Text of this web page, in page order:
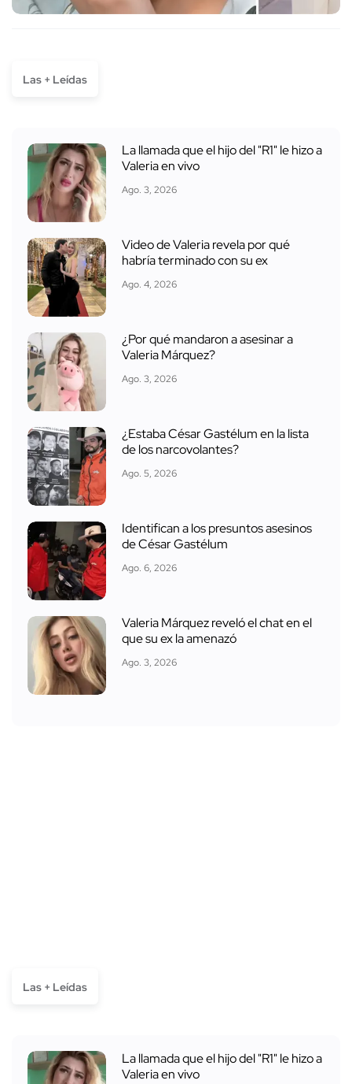
Las + Leídas
La llamada que el hijo del "R1" le hizo a
Valeria en vivo
Ago. 3, 2026
Video de Valeria revela por qué
habría terminado con su ex
Ago. 4, 2026
¿Por qué mandaron a asesinar a
Valeria Márquez?
Ago. 3, 2026
¿Estaba César Gastélum en la lista
de los narcovolantes?
Ago. 5, 2026
Identifican a los presuntos asesinos
de César Gastélum
Ago. 6, 2026
Valeria Márquez reveló el chat en el
que su ex la amenazó
Ago. 3, 2026
Las + Leídas
La llamada que el hijo del "R1" le hizo a
Valeria en vivo